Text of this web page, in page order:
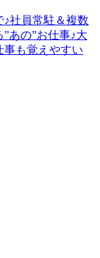
♪社員常駐＆複数
あの”お仕事♪大
事も覚えやすい